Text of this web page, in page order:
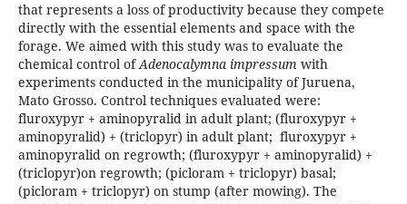
that represents a loss of productivity because they compete
directly with the essential elements and space with the
forage. We aimed with this study was to evaluate the
chemical control ofAdenocalymna impressum with
experiments conducted in the municipality of Juruena,
Mato Grosso. Control techniques evaluated were:
fluroxypyr + aminopyralid in adult plant; (fluroxypyr +
aminopyralid) + (triclopyr) in adult plant; fluroxypyr +
aminopyralid on regrowth; (fluroxypyr + aminopyralid) +
(triclopyr)on regrowth; (picloram + triclopyr) basal;
(picloram + triclopyr) on stump (after mowing). The